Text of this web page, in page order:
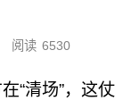
阅读 6530
“清场”，这仗